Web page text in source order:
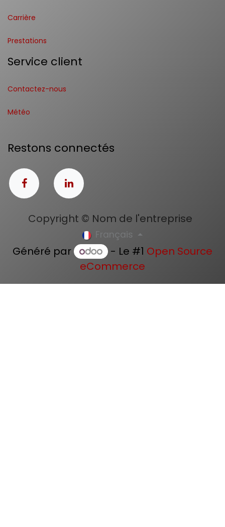
Carrière
Prestations
Service client
Contactez-nous
Météo
Restons connectés
Copyright © Nom de l'entreprise
Français
Généré par - Le #1 Open Source
eCommerce